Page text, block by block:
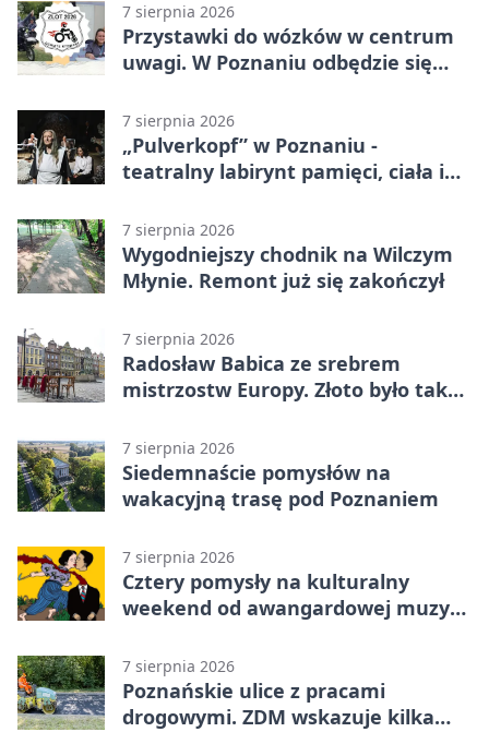
7 sierpnia 2026
Przystawki do wózków w centrum
uwagi. W Poznaniu odbędzie się
7 sierpnia 2026
„Pulverkopf” w Poznaniu -
teatralny labirynt pamięci, ciała i
7 sierpnia 2026
Wygodniejszy chodnik na Wilczym
Młynie. Remont już się zakończył
7 sierpnia 2026
Radosław Babica ze srebrem
mistrzostw Europy. Złoto było tak
7 sierpnia 2026
Siedemnaście pomysłów na
wakacyjną trasę pod Poznaniem
7 sierpnia 2026
Cztery pomysły na kulturalny
weekend od awangardowej muzyki
7 sierpnia 2026
Poznańskie ulice z pracami
drogowymi. ZDM wskazuje kilka